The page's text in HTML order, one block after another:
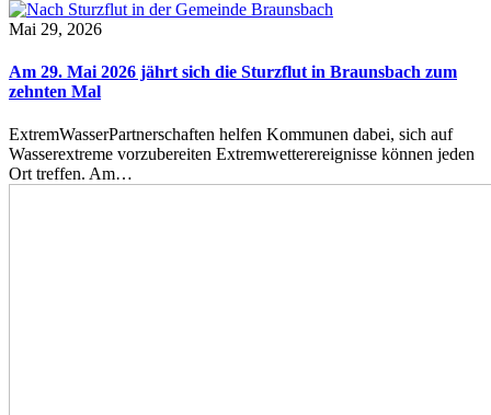
Mai 29, 2026
Am 29. Mai 2026 jährt sich die Sturzflut in Braunsbach zum
zehnten Mal
ExtremWasserPartnerschaften helfen Kommunen dabei, sich auf
Wasserextreme vorzubereiten Extremwetterereignisse können jeden
Ort treffen. Am…